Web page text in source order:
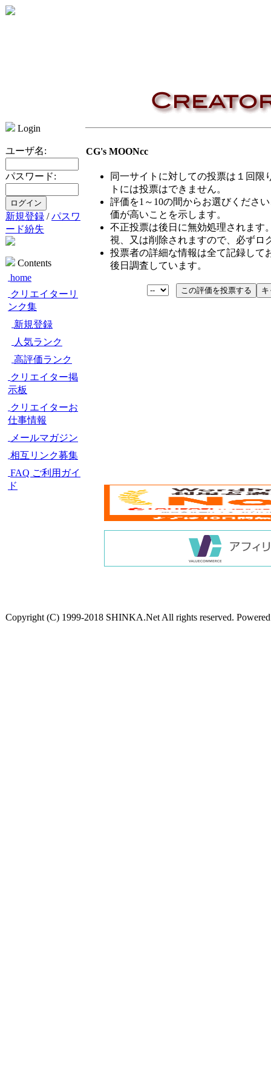
Login
ユーザ名:
パスワード:
新規登録 /パスワ
ード紛失
Contents
home
クリエイターリ
ンク集
新規登録
人気ランク
高評価ランク
クリエイター掲
示板
クリエイターお
仕事情報
メールマガジン
相互リンク募集
FAQ ご利用ガイ
ド
CG's MOONcc
同一サイトに対しての投票は１回限
トには投票はできません。
評価を1～10の間からお選びくださ
価が高いことを示します。
不正投票は後日に無効処理されます
視、又は削除されますので、必ずロ
投票者の詳細な情報は全て記録して
後日調査しています。
Copyright (C) 1999-2018 SHINKA.Net All rights reserved.